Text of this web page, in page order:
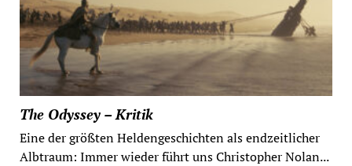
The Odyssey – Kritik
Eine der größten Heldengeschichten als endzeitlicher
Albtraum: Immer wieder führt uns Christopher Nolan...